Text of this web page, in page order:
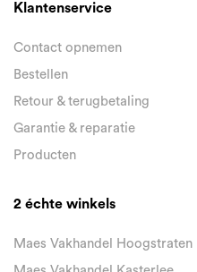
Klantenservice
Contact opnemen
Bestellen
Retour & terugbetaling
Garantie & reparatie
Producten
2 échte winkels
Maes Vakhandel Hoogstraten